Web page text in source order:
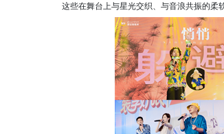
这些在舞台上与星光交织、与音浪共振的柔